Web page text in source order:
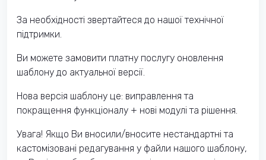
За необхідності звертайтеся до нашої технічної
підтримки.
Ви можете замовити платну послугу оновлення
шаблону до актуальної версії.
Нова версія шаблону це: виправлення та
покращення функціоналу + нові модулі та рішення.
Увага! Якщо Ви вносили/вносите нестандартні та
кастомізовані редагування у файли нашого шаблону,